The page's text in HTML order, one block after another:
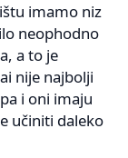
imamo niz
neophodno
a to je
nije najbolji
i oni imaju
učiniti daleko